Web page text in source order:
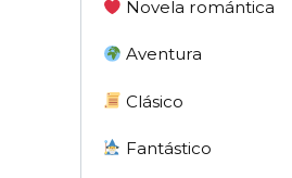
Novela romántica
Aventura
Clásico
Fantástico